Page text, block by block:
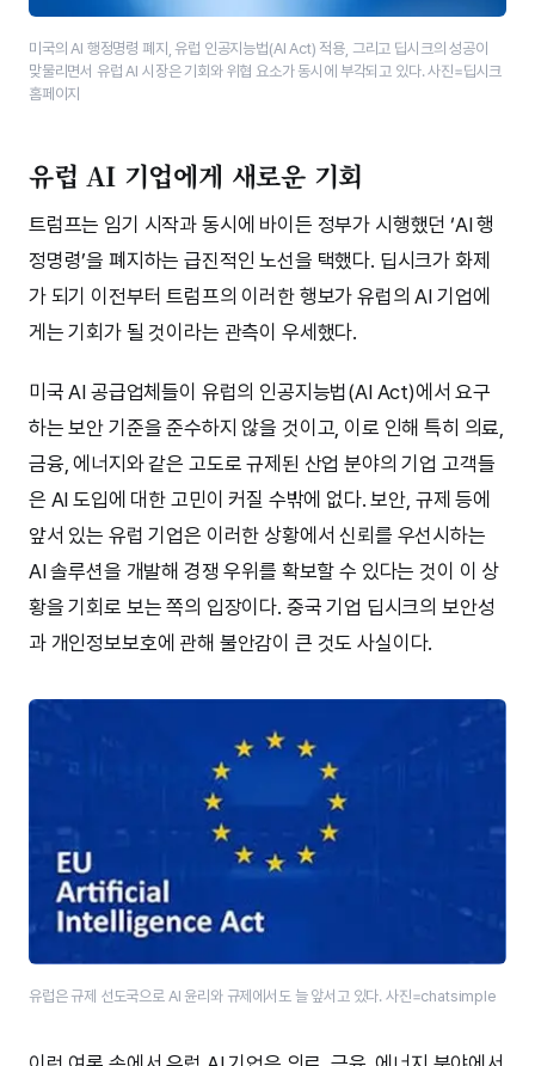
미국의 AI 행정명령 폐지, 유럽 인공지능법(AI Act) 적용, 그리고 딥시크의 성공이
맞물리면서 유럽 AI 시장은 기회와 위협 요소가 동시에 부각되고 있다. 사진=딥시크
홈페이지
유럽 AI 기업에게 새로운 기회
트럼프는 임기 시작과 동시에 바이든 정부가 시행했던 ‘AI 행
정명령’을 폐지하는 급진적인 노선을 택했다. 딥시크가 화제
가 되기 이전부터 트럼프의 이러한 행보가 유럽의 AI 기업에
게는 기회가 될 것이라는 관측이 우세했다.
미국 AI 공급업체들이 유럽의 인공지능법(AI Act)에서 요구
하는 보안 기준을 준수하지 않을 것이고, 이로 인해 특히 의료,
금융, 에너지와 같은 고도로 규제된 산업 분야의 기업 고객들
은 AI 도입에 대한 고민이 커질 수밖에 없다. 보안, 규제 등에
앞서 있는 유럽 기업은 이러한 상황에서 신뢰를 우선시하는
AI 솔루션을 개발해 경쟁 우위를 확보할 수 있다는 것이 이 상
황을 기회로 보는 쪽의 입장이다. 중국 기업 딥시크의 보안성
과 개인정보보호에 관해 불안감이 큰 것도 사실이다.
유럽은 규제 선도국으로 AI 윤리와 규제에서도 늘 앞서고 있다. 사진=chatsimple